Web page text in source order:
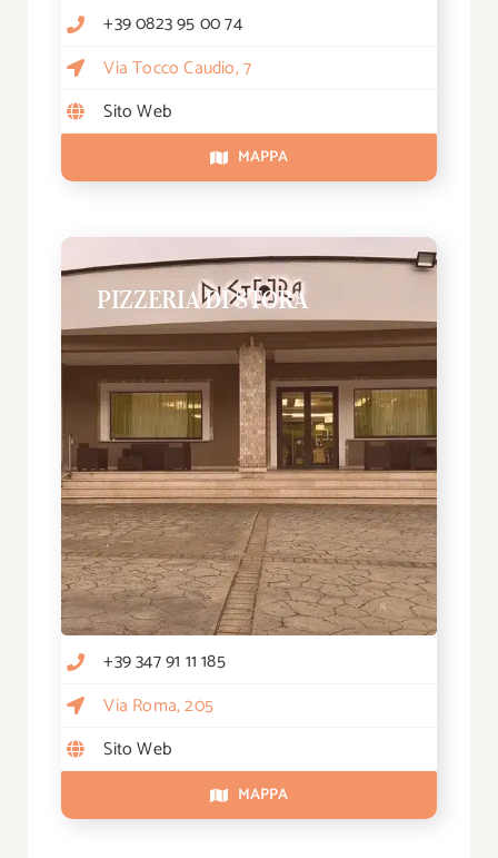
+39 0823 95 00 74
Via Tocco Caudio, 7
Sito Web
MAPPA
PIZZERIA DI STORA
+39 347 91 11 185
Via Roma, 205
Sito Web
MAPPA